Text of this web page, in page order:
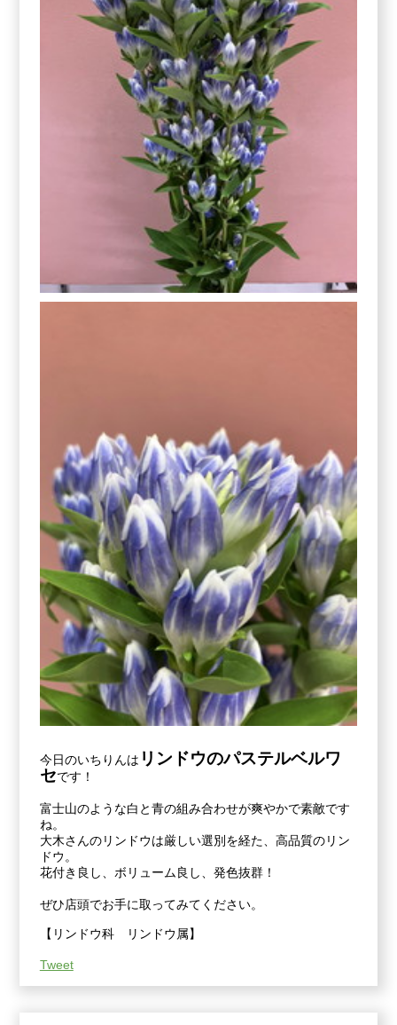
今日のいちりんは リンドウのパステルベルワ
セです！
富士山のような白と青の組み合わせが爽やかで素敵です
ね。
大木さんのリンドウは厳しい選別を経た、高品質のリン
ドウ。
花付き良し、ボリューム良し、発色抜群！
ぜひ店頭でお手に取ってみてください。
【リンドウ科 リンドウ属】
Tweet